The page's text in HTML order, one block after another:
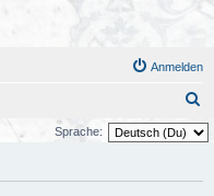
Anmelden
u
Sprache: